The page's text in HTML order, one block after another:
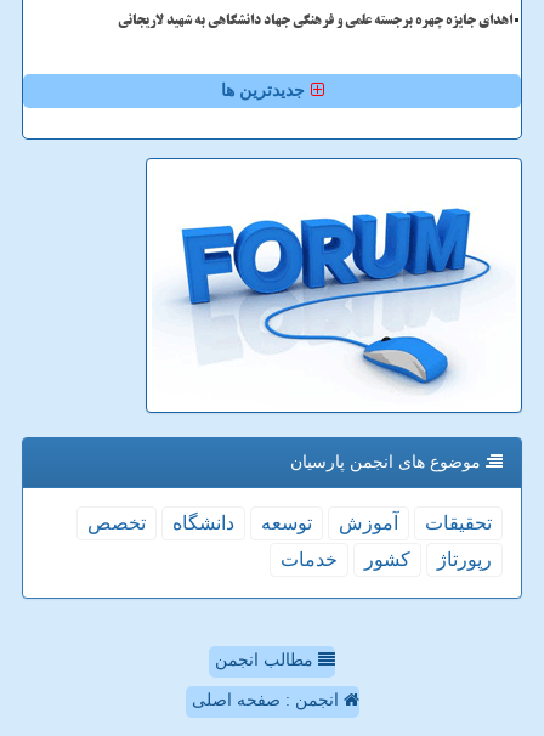
اهدای جایزه چهره برجسته علمی و فرهنگی جهاد دانشگاهی به شهید لاریجانی
جدیدترین ها
موضوع های انجمن پارسیان
تحقیقات آموزش توسعه دانشگاه
تخصص
رپورتاژ
كشور خدمات
مطالب انجمن
انجمن : صفحه اصلی